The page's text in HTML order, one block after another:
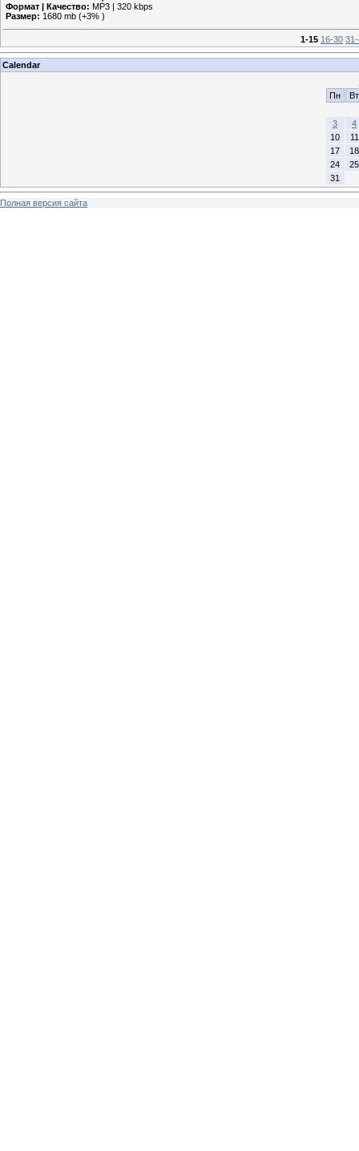
Формат | Качество: MP3 | 320 kbps
Размер: 1680 mb (+3% )
1-15 16-30
Calendar
Пн
Вт
3
4
10
11
17
18
24
25
31
Полная версия сайта